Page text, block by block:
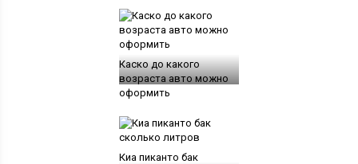
Каско до какого
возраста авто можно
оформить
Киа пиканто бак